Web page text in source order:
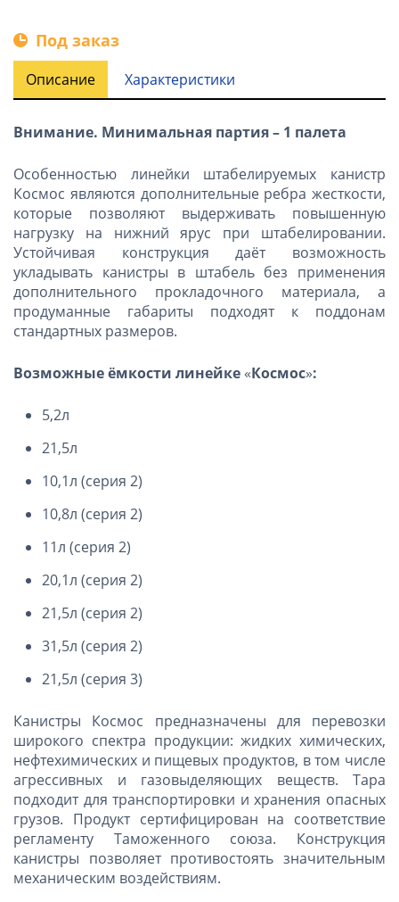
Под заказ
Описание Характеристики
Внимание. Минимальная партия – 1 палета
Особенностью линейки штабелируемых канистр
Космос являются дополнительные ребра жесткости,
которые позволяют выдерживать повышенную
нагрузку на нижний ярус при штабелировании.
Устойчивая конструкция даёт возможность
укладывать канистры в штабель без применения
дополнительного прокладочного материала, а
продуманные габариты подходят к поддонам
стандартных размеров.
Возможные ёмкости линейке «Космос»:
5,2л
21,5л
10,1л (серия 2)
10,8л (серия 2)
11л (серия 2)
20,1л (серия 2)
21,5л (серия 2)
31,5л (серия 2)
21,5л (серия 3)
Канистры Космос предназначены для перевозки
широкого спектра продукции: жидких химических,
нефтехимических и пищевых продуктов, в том числе
агрессивных и газовыделяющих веществ. Тара
подходит для транспортировки и хранения опасных
грузов. Продукт сертифицирован на соответствие
регламенту Таможенного союза. Конструкция
канистры позволяет противостоять значительным
механическим воздействиям.